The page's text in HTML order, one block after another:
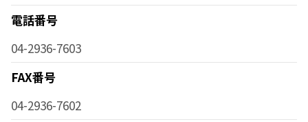
電話番号
04-2936-7603
FAX番号
04-2936-7602